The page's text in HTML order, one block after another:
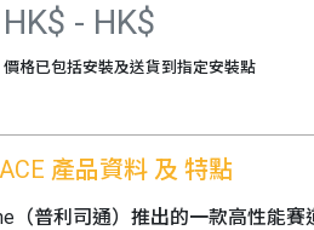
HK$ - HK$
價格已包括安裝及送貨到指定安裝點
產品資料 及 特點
（普利司通）推出的一款高性能